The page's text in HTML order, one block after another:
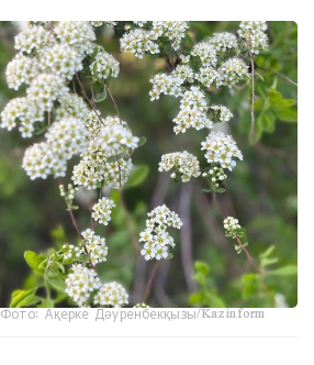
Фото: Ақерке Дәуренбекқызы/Kazinform